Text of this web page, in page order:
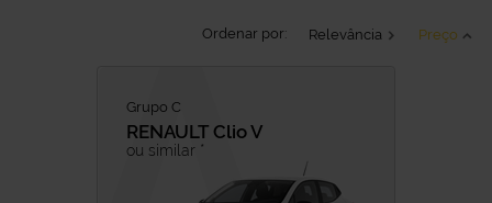
Carrinhas Comerciais
Carros Citadinos
SUV
Carros Familiares
Ordenar por: Relevância Preço
Grupo C
RENAULT Clio V
ou similar *